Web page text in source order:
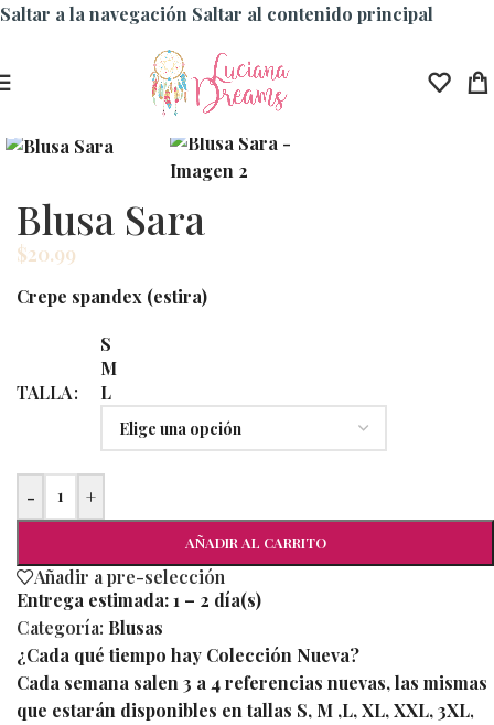
Saltar a la navegación Saltar al contenido principal
Blusa Sara
$20.99
Crepe spandex (estira)
TALLA
S
M
L
- +
AÑADIR AL CARRITO
Añadir a pre-selección
Entrega estimada:1 – 2 día(s)
Categoría: Blusas
¿Cada qué tiempo hay Colección Nueva?
Cada semana salen 3 a 4 referencias nuevas, las mismas
que estarán disponibles en tallas S, M ,L, XL, XXL, 3XL,